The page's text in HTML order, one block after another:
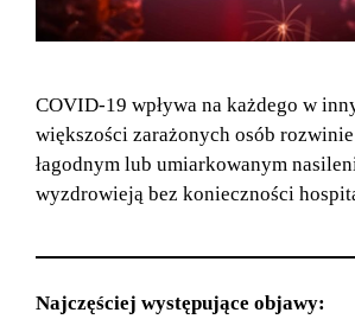
COVID-19 wpływa na każdego w
większości zarażonych osób
łagodnym lub umiarkowanym
wyzdrowieją bez konieczności
Najczęściej występujące objawy: